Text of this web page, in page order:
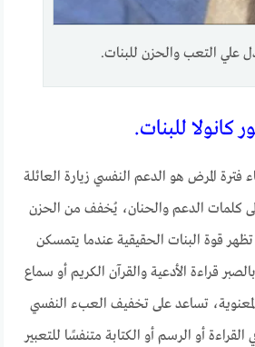
علي التعب والحزن للبنات.
كانولا للبنات.
فترة المرض هو الدعم النفسي زيارة العائلة
كلمات الدعم والحنان، يُخفف من الحزن
قوة البنات الحقيقية عندما يتمسكن
قراءة الأدعية والقرآن الكريم أو سماع
تساعد على تخفيف العبء النفسي
أو الرسم أو الكتابة متنفسًا للتعبير